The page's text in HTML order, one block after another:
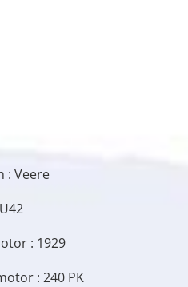
: Veere
: 1929
: 240 PK